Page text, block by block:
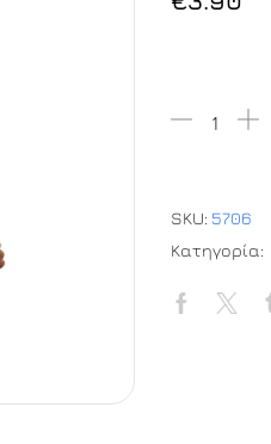
SKU: 5706
Κατηγορία: